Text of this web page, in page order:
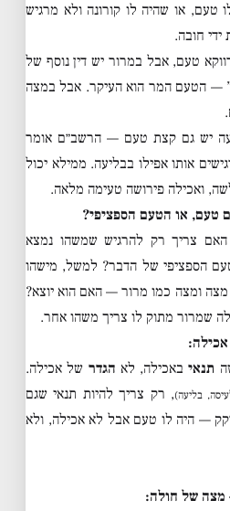
טעם, או שהיה לו קורונה ולא מרגיש
חובה.
טעם, אבל במרור יש דין נוסף של
— הטעם המר הוא העיקר. אבל במצה
יש גם קצת טעם — הרשב״ם אומר
אותו אפילו בבליעה. ממילא יכול
ואכילה פירושה טעימה מלאה.
צריך רק להרגיש שמשהו נמצא
הספציפי של הדבר? למשל, מישהו
ומצה כמו מרור — האם הוא יוצא?
שמרור מתוק לו צריך משהו אחר.
תנאיבאכילה, לא הגדר של אכילה.
בליעה), רק צריך להיות תנאי שגם
— היה לו טעם אבל לא אכילה, ולא